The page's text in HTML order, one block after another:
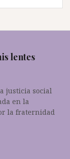
lentes
justicia social
en la
la fraternidad